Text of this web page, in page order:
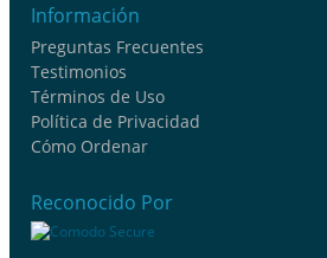
Información
Preguntas Frecuentes
Testimonios
Términos de Uso
Política de Privacidad
Cómo Ordenar
Reconocido Por